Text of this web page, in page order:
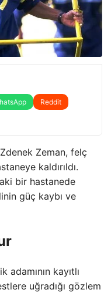
Reddit
Zeman, felç
kaldırıldı.
bir hastanede
güç kaybı ve
adamının kayıtlı
uğradığı gözlem